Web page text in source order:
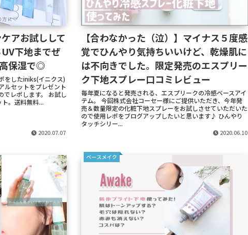
アお試しして
下地までぜ
保湿で◎
をしたiniks(イニクス)
ルセットをプレゼント
でレポします。 お試し
。送料無料...
2020.07.07
【合わなかった（泣）】マイナス５度感
覚でひんやり気持ちいいけど、乾燥肌に
は不向きでした。限定発売のエスプリー
ク下地スプレー口コミレビュー
毎年夏になると発売される、エスプリークの冷感ベースアイ
テム。 今回株式会社コーセー様にご提供いただき、今年発
売＆数量限定の化粧下地スプレーをお試しさせていただいた
ので使用レポをブログアップしたいと思います♪ ひんやり
タッチシリー...
2020.06.10
ベースメイク